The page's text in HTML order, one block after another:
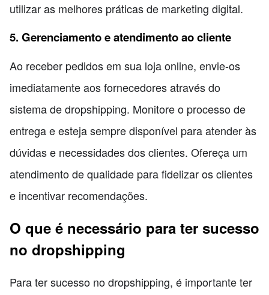
utilizar as melhores práticas de marketing digital.
5. Gerenciamento e atendimento ao cliente
Ao receber pedidos em sua loja online, envie-os
imediatamente aos fornecedores através do
sistema de dropshipping. Monitore o processo de
entrega e esteja sempre disponível para atender às
dúvidas e necessidades dos clientes. Ofereça um
atendimento de qualidade para fidelizar os clientes
e incentivar recomendações.
O que é necessário para ter sucesso
no dropshipping
Para ter sucesso no dropshipping, é importante ter